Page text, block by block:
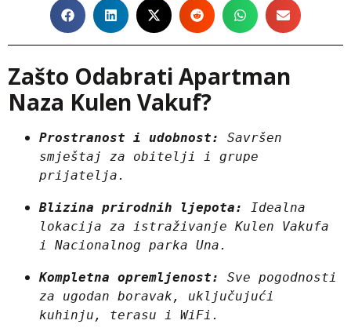
Zašto Odabrati Apartman
Naza Kulen Vakuf?
Prostranost i udobnost:
Savršen
smještaj za obitelji i grupe
prijatelja.
Blizina prirodnih ljepota:
Idealna
lokacija za istraživanje Kulen Vakufa
i Nacionalnog parka Una.
Kompletna opremljenost:
Sve pogodnosti
za ugodan boravak, uključujući
kuhinju, terasu i WiFi.